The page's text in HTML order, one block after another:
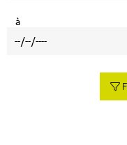
à